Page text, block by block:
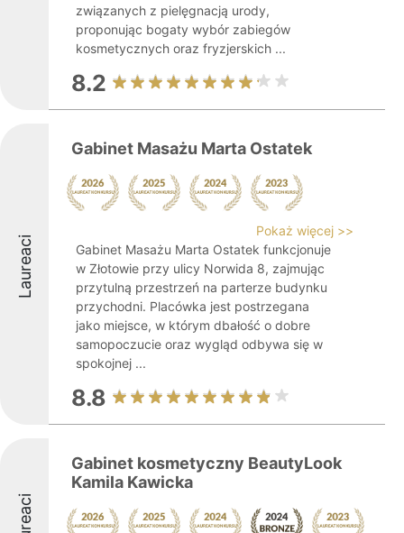
związanych z pielęgnacją urody,
proponując bogaty wybór zabiegów
kosmetycznych oraz fryzjerskich ...
8.2
Laureaci
Gabinet Masażu Marta Ostatek
Pokaż więcej >>
Gabinet Masażu Marta Ostatek funkcjonuje
w Złotowie przy ulicy Norwida 8, zajmując
przytulną przestrzeń na parterze budynku
przychodni. Placówka jest postrzegana
jako miejsce, w którym dbałość o dobre
samopoczucie oraz wygląd odbywa się w
spokojnej ...
8.8
Gabinet kosmetyczny BeautyLook
Kamila Kawicka